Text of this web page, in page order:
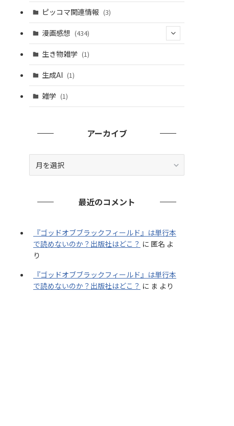
ピッコマ関連情報 (3)
漫画感想 (434)
(20)
生き物雑学 (1)
生成AI (1)
雑学 (1)
アーカイブ
最近のコメント
『ゴッドオブブラックフィールド』は単行本
で読めないのか？出版社はどこ？ に 匿名 よ
り
『ゴッドオブブラックフィールド』は単行本
で読めないのか？出版社はどこ？ に ま より